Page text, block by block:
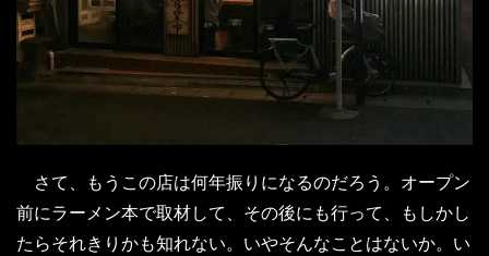
さて、もうこの店は何年振りになるのだろう。オープン
前にラーメン本で取材して、その後にも行って、もしかし
たらそれきりかも知れない。いやそんなことはないか。い